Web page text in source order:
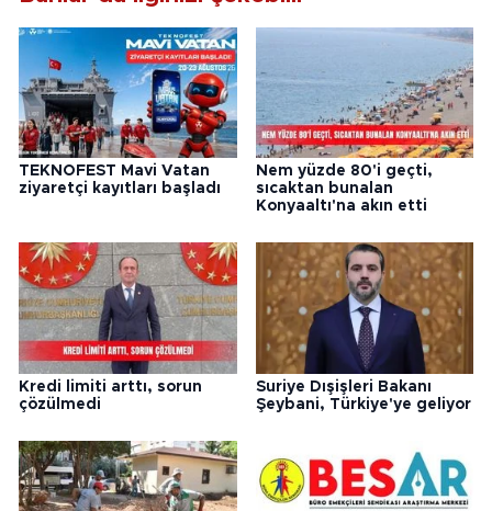
TEKNOFEST Mavi Vatan
ziyaretçi kayıtları başladı
Nem yüzde 80'i geçti,
sıcaktan bunalan
Konyaaltı'na akın etti
Kredi limiti arttı, sorun
çözülmedi
Suriye Dışişleri Bakanı
Şeybani, Türkiye'ye geliyor